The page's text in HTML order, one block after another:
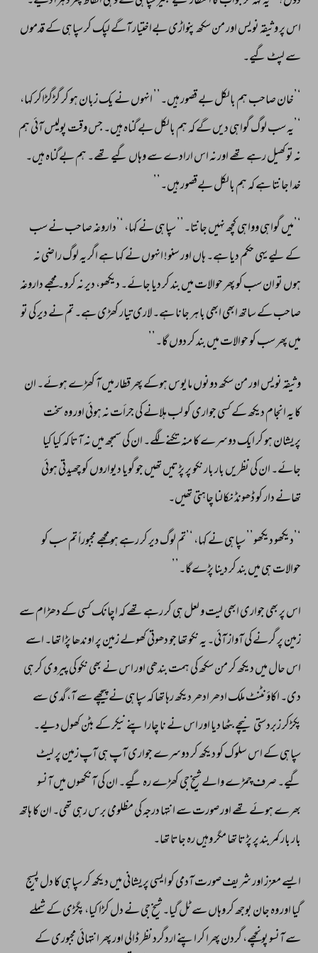
اس پر وثیقہ نویس اور من سکھ پنواڑی بےاختیار آگے لپک کر سپاہی کے قدموں
سے لپٹ گیے۔
‘’خان صاحب ہم بالکل بے قصور ہیں۔’’ انہوں نے یک زبان ہو کر گڑگڑاکر کہا،
‘’یہ سب لوگ گواہی دیں گے کہ ہم بالکل بے گناہ ہیں۔ جس وقت پولیس آئی ہم
نہ تو کھیل رہے تھے اور نہ اس ارادے سے وہاں گیے تھے۔ ہم بےگناہ ہیں۔
خدا جانتا ہے کہ ہم بالکل بےقصور ہیں۔’’
‘’میں گواہی وواہی کچھ نہیں جانتا۔’’ سپاہی نے کہا، ‘’داروغہ صاحب نے سب
کے لیے یہی حکم دیا ہے۔ ہاں اور سنو! انہوں نے کہا ہے اگر یہ لوگ راضی نہ
ہوں تو ان سب کو پھر حوالات میں بند کر دیا جائے۔ دیکھو، دیر نہ کرو۔ مجھے داروغہ
صاحب کے ساتھ ابھی ابھی باہر جانا ہے۔ لاری تیار کھڑی ہے۔ تم نے دیر کی تو
میں پھر سب کو حوالات میں بند کر دوں گا۔’’
وثیقہ نویس اور من سکھ دونوں مایوس ہوکے پھر قطار میں آ کھڑے ہوئے۔ ان
کا یہ انجام دیکھ کے کسی جواری کو لب ہلانے کی جرأت نہ ہوئی اور وہ سخت
پریشان ہو کر ایک دوسرے کا منہ تکنے لگے۔ ان کی سمجھ میں نہ آتا کہ کیا کیا
جائے۔ ان کی نظریں بار بار نکو پر پڑتیں تھیں جو گویا دیواروں کو چھیدتی ہوئی
تھانے دار کو ڈھونڈ نکالنا چاہتی تھیں۔
‘’دیکھو دیکھو’’ سپاہی نے کہا، ‘’تم لوگ دیر کر رہے ہو مجھے مجبوراً تم سب کو
حوالات ہی میں بند کر دینا پڑےگا۔’’
اس پر بھی جواری ابھی لیت و لعل ہی کر رہے تھے کہ اچانک کسی کے دھڑام سے
زمین پر گرنے کی آواز آئی۔ یہ نکو تھا جو دھوتی کھولے زمین پر اوندھا پڑا تھا۔ اسے
اس حال میں دیکھ کر من سکھ کی ہمت بندھی اور اس نے بھی نکو کی پیروی کر ہی
دی۔ اکاؤنٹنٹ ملک ادھر ادھر دیکھ رہا تھا کہ سپاہی نے پیچھے سے آ، گدی سے
پکڑکر زبردستی نیچے بٹھا دیا اور اس نے نا چارا پنے نیکر کے بٹن کھول دیے۔
سپاہی کے اس سلوک کو دیکھ کر دوسرے جواری آپ ہی آپ زمین پر لیٹ
گیے۔ صرف چمڑے والے شیخ جی کھڑے رہ گیے۔ ان کی آنکھوں میں آنسو
بھرے ہوئے تھے اور صورت سے انتہا درجہ کی مظلومی برس رہی تھی۔ ان کا ہاتھ
بار بار کمر بند پر پڑتا تھا مگر وہیں رہ جاتا تھا۔
ایسے معزز اور شریف صورت آدمی کو ایسی پریشانی میں دیکھ کر سپاہی کا دل پسیج
گیا اور وہ جان بوجھ کر وہاں سے ٹل گیا۔ شیخ جی نے دل کڑا کیا، پگڑی کے شملے
سے آنسو پونچھے، گردن پھرا کر اپنے اردگرد نظر ڈالی اور پھر انتہائی مجبوری کے